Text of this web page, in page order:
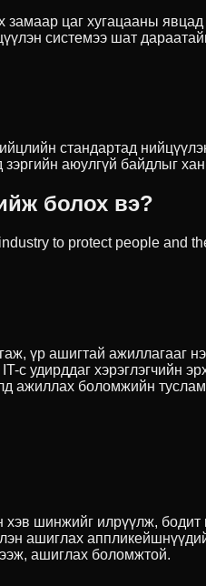
замаар цаг хугацааны
системээ шат
стандартад
аюулгүй байдлыг
болох вэ?
to protect people and
үр ашигтай ажиллагааг
с удирддаг хэрэглэгчийн
ажиллах боломжийн
шинжийг илрүүлж, бодит
ашиглах
ашиглах боломжтой.